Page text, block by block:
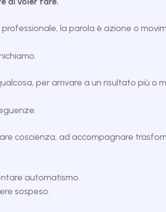
la parola è azione o
per arrivare a un risultato più
coscienza, ad accompagnare
automatismo.
sospeso.